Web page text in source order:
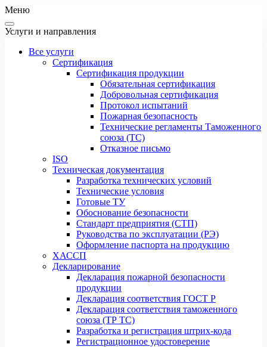
Меню
Услуги и направления
Все услуги
Сертификация
Сертификация продукции
Обязательная сертификация
Добровольная сертификация
Протокол испытаний
Пожарная безопасность
Технические регламенты Таможенного
союза (ТС)
Отказное письмо
ISO
Техническая документация
Разработка технических условий
Технические условия
Готовые ТУ
Обоснование безопасности
Стандарт предприятия (СТП)
Руководства по эксплуатации (РЭ)
Оформление паспорта на продукцию
ХАССП
Декларирование
Декларация пожарной безопасности
продукции
Декларация соответствия ГОСТ Р
Декларация соответствия таможенного
союза (ТР ТС)
Разработка и регистрация штрих-кода
Регистрационное удостоверение